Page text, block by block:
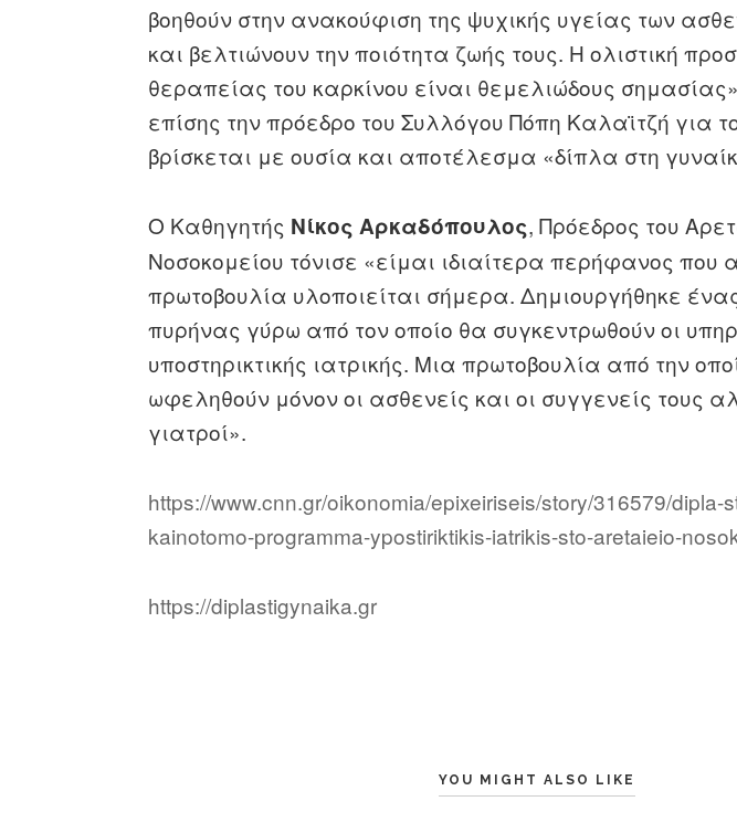
βοηθούν στην ανακούφιση της ψυχικής υγείας των
και βελτιώνουν την ποιότητα ζωής τους. Η ολιστική
θεραπείας του καρκίνου είναι θεμελιώδους
επίσης την πρόεδρο του Συλλόγου Πόπη Καλαϊτζή για
βρίσκεται με ουσία και αποτέλεσμα «δίπλα στη
Ο Καθηγητής Νίκος Αρκαδόπουλος, Πρόεδρος του
Νοσοκομείου τόνισε «είμαι ιδιαίτερα περήφανος που
πρωτοβουλία υλοποιείται σήμερα. Δημιουργήθηκε
πυρήνας γύρω από τον οποίο θα συγκεντρωθούν οι
υποστηρικτικής ιατρικής. Μια πρωτοβουλία από την
ωφεληθούν μόνον οι ασθενείς και οι συγγενείς τους
γιατροί».
https://www.cnn.gr/oikonomia/epixeiriseis/story/316579/dipla-
kainotomo-programma-ypostiriktikis-iatrikis-sto-aretaieio-
https://diplastigynaika.gr
YOU MIGHT ALSO LIKE